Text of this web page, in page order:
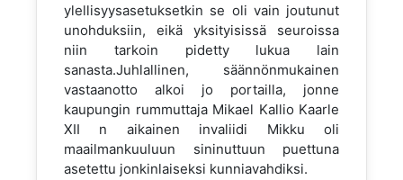
ylellisyysasetuksetkin se oli vain joutunut
unohduksiin, eikä yksityisissä seuroissa
niin tarkoin pidetty lukua lain
sanasta.Juhlallinen, säännönmukainen
vastaanotto alkoi jo portailla, jonne
kaupungin rummuttaja Mikael Kallio Kaarle
XII n aikainen invaliidi Mikku oli
maailmankuuluun sininuttuun puettuna
asetettu jonkinlaiseksi kunniavahdiksi.